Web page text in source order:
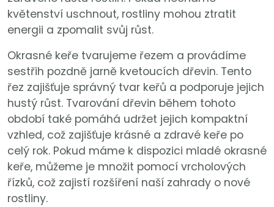
květenství uschnout, rostliny mohou ztratit
energii a zpomalit svůj růst.
Okrasné keře tvarujeme řezem a provádíme
sestřih pozdně jarně kvetoucích dřevin. Tento
řez zajišťuje správný tvar keřů a podporuje jejich
hustý růst. Tvarování dřevin během tohoto
období také pomáhá udržet jejich kompaktní
vzhled, což zajišťuje krásné a zdravé keře po
celý rok. Pokud máme k dispozici mladé okrasné
keře, můžeme je množit pomocí vrcholových
řízků, což zajistí rozšíření naší zahrady o nové
rostliny.